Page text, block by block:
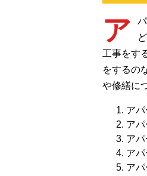
ア
工事をす
をするの
や修繕に
ア
ア
ア
ア
ア